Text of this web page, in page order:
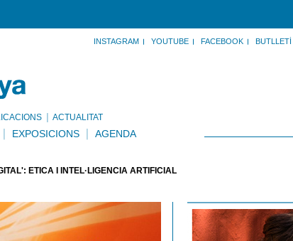
INSTAGRAM YOUTUBE FACEBOOK BUTLLETÍ
ACTUALITAT
EXPOSICIONS AGENDA
ÈTICA I INTEL·LIGÈNCIA ARTIFICIAL